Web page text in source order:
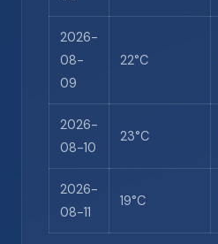
2026-
08-
09
22°C
2026-
08-10
23°C
2026-
08-11
19°C